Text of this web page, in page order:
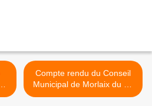
Compte rendu du Conseil
Municipal de Morlaix du 16
novembre 2017 par le